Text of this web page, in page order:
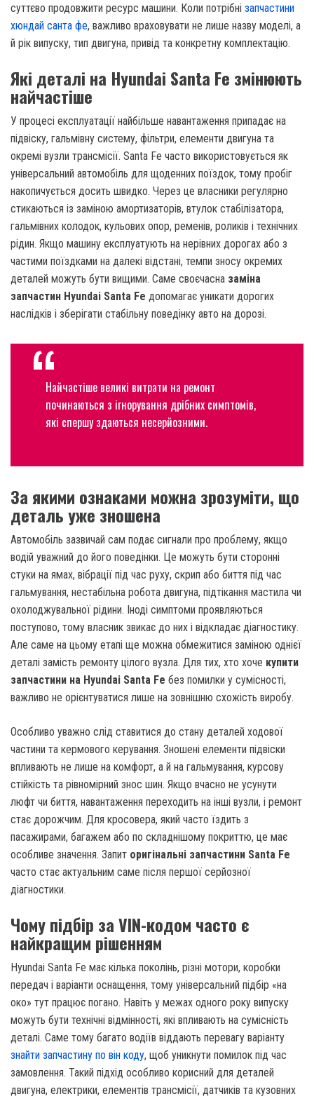
суттєво продовжити ресурс машини. Коли потрібні запчастини
хюндай санта фе, важливо враховувати не лише назву моделі, а
й рік випуску, тип двигуна, привід та конкретну комплектацію.
Які деталі на Hyundai Santa Fe змінюють
найчастіше
У процесі експлуатації найбільше навантаження припадає на
підвіску, гальмівну систему, фільтри, елементи двигуна та
окремі вузли трансмісії. Santa Fe часто використовується як
універсальний автомобіль для щоденних поїздок, тому пробіг
накопичується досить швидко. Через це власники регулярно
стикаються із заміною амортизаторів, втулок стабілізатора,
гальмівних колодок, кульових опор, ременів, роликів і технічних
рідин. Якщо машину експлуатують на нерівних дорогах або з
частими поїздками на далекі відстані, темпи зносу окремих
деталей можуть бути вищими. Саме своєчасна заміна
запчастин Hyundai Santa Fe допомагає уникати дорогих
наслідків і зберігати стабільну поведінку авто на дорозі.
Найчастіше великі витрати на ремонт
починаються з ігнорування дрібних симптомів,
які спершу здаються несерйозними.
За якими ознаками можна зрозуміти, що
деталь уже зношена
Автомобіль зазвичай сам подає сигнали про проблему, якщо
водій уважний до його поведінки. Це можуть бути сторонні
стуки на ямах, вібрації під час руху, скрип або биття під час
гальмування, нестабільна робота двигуна, підтікання мастила чи
охолоджувальної рідини. Іноді симптоми проявляються
поступово, тому власник звикає до них і відкладає діагностику.
Але саме на цьому етапі ще можна обмежитися заміною однієї
деталі замість ремонту цілого вузла. Для тих, хто хоче купити
запчастини на Hyundai Santa Fe без помилки у сумісності,
важливо не орієнтуватися лише на зовнішню схожість виробу.
Особливо уважно слід ставитися до стану деталей ходової
частини та кермового керування. Зношені елементи підвіски
впливають не лише на комфорт, а й на гальмування, курсову
стійкість та рівномірний знос шин. Якщо вчасно не усунути
люфт чи биття, навантаження переходить на інші вузли, і ремонт
стає дорожчим. Для кросовера, який часто їздить з
пасажирами, багажем або по складнішому покриттю, це має
особливе значення. Запит оригінальні запчастини Santa Fe
часто стає актуальним саме після першої серйозної
діагностики.
Чому підбір за VIN-кодом часто є
найкращим рішенням
Hyundai Santa Fe має кілька поколінь, різні мотори, коробки
передач і варіанти оснащення, тому універсальний підбір «на
око» тут працює погано. Навіть у межах одного року випуску
можуть бути технічні відмінності, які впливають на сумісність
деталі. Саме тому багато водіїв віддають перевагу варіанту
знайти запчастину по він коду, щоб уникнути помилок під час
замовлення. Такий підхід особливо корисний для деталей
двигуна, електрики, елементів трансмісії, датчиків та кузовних